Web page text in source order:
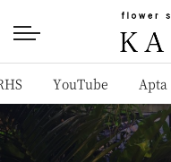
YouTube Apta